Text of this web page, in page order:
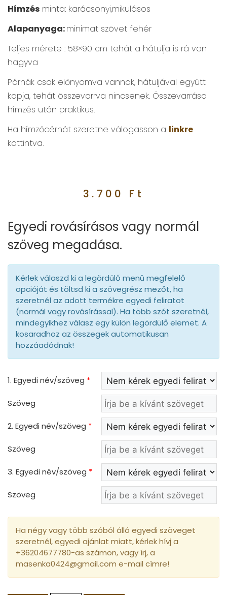
Hímzés minta: karácsonyi,mikulásos
Alapanyaga:minimat szövet fehér
Teljes mérete : 58×90 cm tehát a hátulja is rá van
hagyva
Párnák csak előnyomva vannak, hátuljával együtt
kapja, tehát összevarrva nincsenek. Összevarrása
hímzés után praktikus.
Ha hímzőcérnát szeretne válogasson a linkre
kattintva.
3.700 Ft
Egyedi rovásírásos vagy normál
szöveg megadása.
Kérlek válaszd ki a legördülő menü megfelelő
opcióját és töltsd ki a szövegrész mezőt, ha
szeretnél az adott termékre egyedi feliratot
(normál vagy rovásírással). Ha több szót szeretnél,
mindegyikhez válasz egy külön legördülő elemet. A
kosaradhoz az összegek automatikusan
hozzáadódnak!
1. Egyedi név/szöveg *
Szöveg
2. Egyedi név/szöveg *
Szöveg
3. Egyedi név/szöveg *
Szöveg
Ha négy vagy több szóból álló egyedi szöveget
szeretnél, egyedi ajánlat miatt, kérlek hívj a
+36204677780-as számon, vagy írj, a
masenka0424@gmail.com e-mail címre!